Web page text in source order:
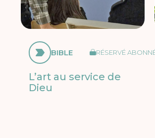
BIBLE RÉSERVÉ
L’art au service de
Dieu